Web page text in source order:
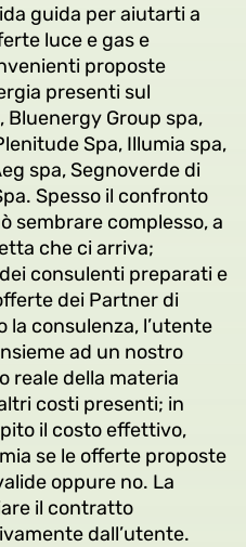
guida per aiutarti a
luce e gas e
proposte
presenti sul
Bluenergy Group spa,
Spa, Illumia spa,
spa, Segnoverde di
Spesso il confronto
sembrare complesso, a
che ci arriva;
consulenti preparati e
dei Partner di
consulenza, l’utente
ad un nostro
reale della materia
costi presenti; in
il costo effettivo,
se le offerte proposte
oppure no. La
il contratto
dall’utente.